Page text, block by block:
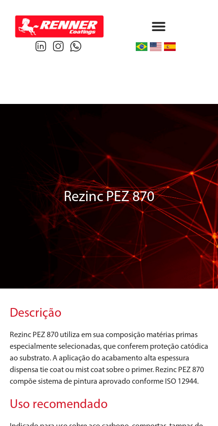
Rezinc PEZ 870
Descrição
Rezinc PEZ 870 utiliza em sua composição matérias primas
especialmente selecionadas, que conferem proteção catódica
ao substrato. A aplicação do acabamento alta espessura
dispensa tie coat ou mist coat sobre o primer. Rezinc PEZ 870
compõe sistema de pintura aprovado conforme ISO 12944.
Uso recomendado